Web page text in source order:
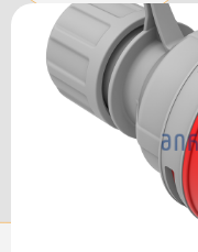
კატალოგი
ყველა
გენერატორი
ცენტრალური
აბაზანის
რადიატორები
საფართოებელი
კალორიფერები
მოცულობითი
წყლის ტუმბოები
ქვაბის
სიახლეები